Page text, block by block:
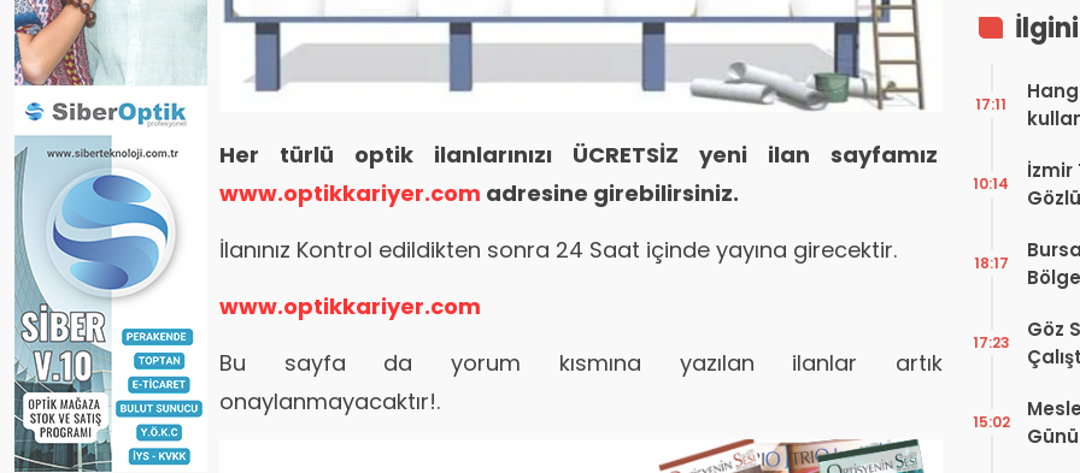
Her türlü optik ilanlarınızı ÜCRETSİZ yeni ilan sayfamız
www.optikkariyer.com adresine girebilirsiniz.
İlanınız Kontrol edildikten sonra 24 Saat içinde yayına girecektir.
www.optikkariyer.com
Bu sayfa da yorum kısmına yazılan ilanlar artık
onaylanmayacaktır!.
17:11
İzmir
10:14
18:17
Göz
17:23
15:02